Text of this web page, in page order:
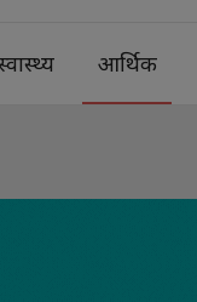
आर्थिक